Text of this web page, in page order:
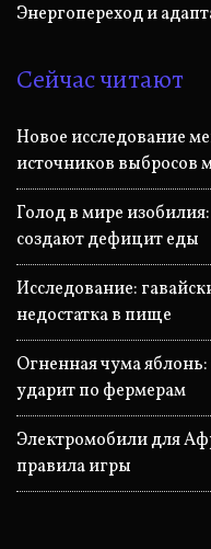
Энергопереход и
Сейчас читают
Новое исследование
источников выбросов
Голод в мире
создают дефицит еды
Исследование:
недостатка в пище
Огненная чума
ударит по фермерам
Электромобили для
правила игры